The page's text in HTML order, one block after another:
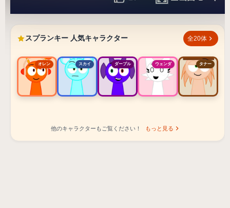
スプランキー 人気キャラクター 全20体
オレン スカイ ダープル ウェンダ タナー
他のキャラクターもご覧ください！ もっと見る
スプランキー 人気キャラクター ランキング